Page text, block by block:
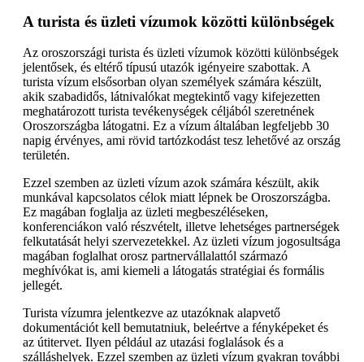
A turista és üzleti vízumok közötti különbségek
Az oroszországi turista és üzleti vízumok közötti különbségek
jelentősek, és eltérő típusú utazók igényeire szabottak. A
turista vízum elsősorban olyan személyek számára készült,
akik szabadidős, látnivalókat megtekintő vagy kifejezetten
meghatározott turista tevékenységek céljából szeretnének
Oroszországba látogatni. Ez a vízum általában legfeljebb 30
napig érvényes, ami rövid tartózkodást tesz lehetővé az ország
területén.
Ezzel szemben az üzleti vízum azok számára készült, akik
munkával kapcsolatos célok miatt lépnek be Oroszországba.
Ez magában foglalja az üzleti megbeszéléseken,
konferenciákon való részvételt, illetve lehetséges partnerségek
felkutatását helyi szervezetekkel. Az üzleti vízum jogosultsága
magában foglalhat orosz partnervállalattól származó
meghívókat is, ami kiemeli a látogatás stratégiai és formális
jellegét.
Turista vízumra jelentkezve az utazóknak alapvető
dokumentációt kell bemutatniuk, beleértve a fényképeket és
az útitervet. Ilyen például az utazási foglalások és a
szálláshelyek. Ezzel szemben az üzleti vízum gyakran további